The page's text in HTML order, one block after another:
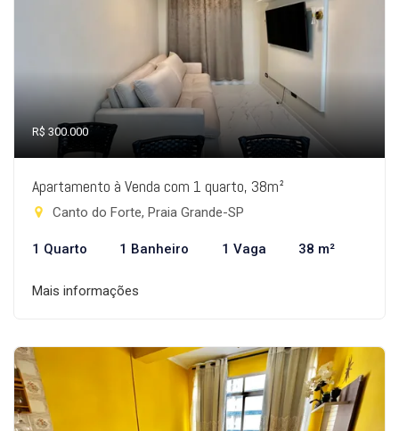
R$ 300.000
Apartamento à Venda com 1 quarto, 38m²
Canto do Forte, Praia Grande-SP
1 Quarto 1 Banheiro 1 Vaga 38 m²
Mais informações